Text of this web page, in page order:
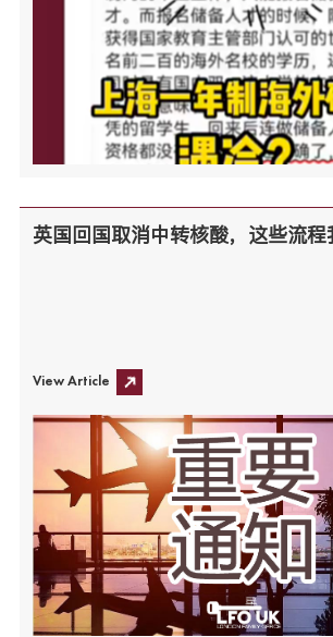
View Article